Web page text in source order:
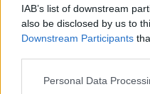
IAB’s list of downstream
also be disclosed by us to
Downstream Participants
Please note that this
Personal Data
18:14
Sargeant megforog, sárga
most futnák még a gyors